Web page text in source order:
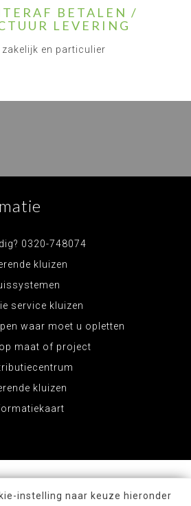
BETALEN /
LEVERING
zakelijk en particulier
0320-748074
kluizen
service kluizen
waar moet u opletten
maat of project
kluizen
instelling naar keuze hieronder